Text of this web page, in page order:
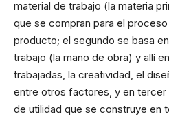
material de trabajo (la materia
que se compran para el
producto; el segundo se basa
trabajo (la mano de obra) y allí
trabajadas, la creatividad, el
entre otros factores, y en tercer
de utilidad que se construye en